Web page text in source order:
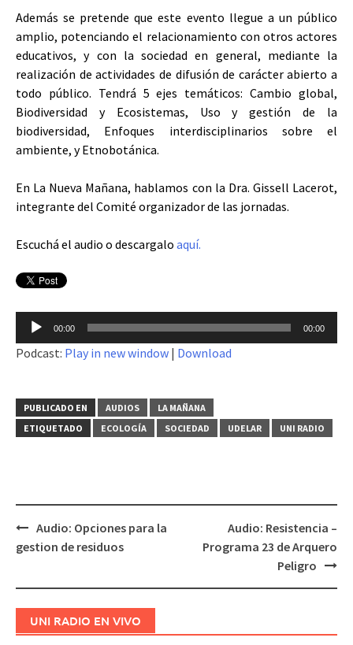
Además se pretende que este evento llegue a un público
amplio, potenciando el relacionamiento con otros actores
educativos, y con la sociedad en general, mediante la
realización de actividades de difusión de carácter abierto a
todo público. Tendrá 5 ejes temáticos: Cambio global,
Biodiversidad y Ecosistemas, Uso y gestión de la
biodiversidad, Enfoques interdisciplinarios sobre el
ambiente, y Etnobotánica.
En La Nueva Mañana, hablamos con la Dra. Gissell Lacerot,
integrante del Comité organizador de las jornadas.
Escuchá el audio o descargalo aquí.
Reproductor
de
audio
00:00 00:00
Podcast: Play in new window | Download
PUBLICADO EN AUDIOS
LA MAÑANA
ETIQUETADO
ECOLOGÍA SOCIEDAD UDELAR UNI RADIO
Navegación
de
Audio: Opciones para la
gestion de residuos
Audio: Resistencia –
Programa 23 de Arquero
Peligro
UNI RADIO EN VIVO